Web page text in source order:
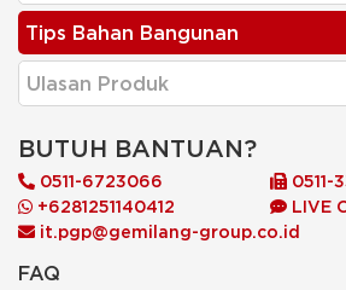
Tips Bahan Bangunan
Ulasan Produk
BUTUH BANTUAN?
0511-6723066
0511-
+6281251140412
LIVE
it.pgp@gemilang-group.co.id
FAQ